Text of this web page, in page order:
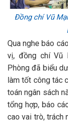
Đồng chí Vũ
Qua nghe báo
vị, đồng chí Vũ
Phòng đã biểu
làm tốt công tác
toán ngân sách
tổng hợp, báo
cao vai trò, trách